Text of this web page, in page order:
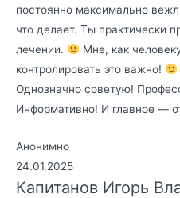
постоянно максимально
что делает. Ты практически
лечении.
Мне, как
контролировать это важно!
Однозначно советую!
Информативно! И главное —
Анонимно
24.01.2025
Капитанов Игорь